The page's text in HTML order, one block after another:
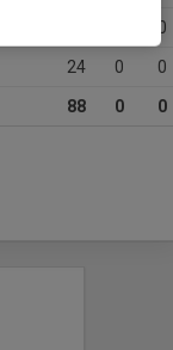
0
24 0 0
88 0 0